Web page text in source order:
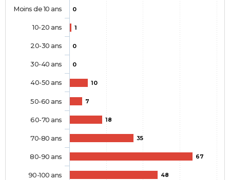
0
1
0
0
10
7
18
35
67
48
Moins de 10 ans
10-20 ans
20-30 ans
30-40 ans
40-50 ans
50-60 ans
60-70 ans
70-80 ans
80-90 ans
90-100 ans